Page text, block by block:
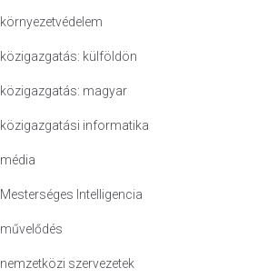
környezetvédelem
közigazgatás: külföldön
közigazgatás: magyar
közigazgatási informatika
média
Mesterséges Intelligencia
művelődés
nemzetközi szervezetek